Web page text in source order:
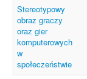
Stereotypowy
obraz graczy
oraz gier
komputerowych
w
społeczeństwie